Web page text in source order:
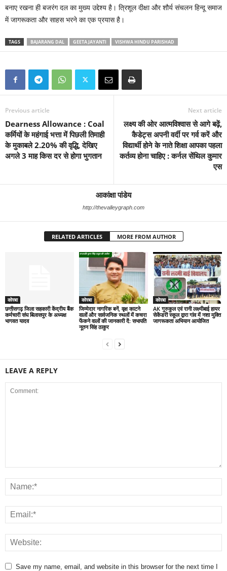
बनाए रखना ही बजरंग दल का मुख्य उद्देश्य है। त्रिशूल दीक्षा और शौर्य संचलन हिन्दू समाज
में जागरूकता और साहस भरने का एक प्रयास है।
TAGS BAJARANG DAL GEETA JAYANTI VISHWA HINDU PARISHAD
Previous article
Dearness Allowance : Coal
कर्मियों के महंगाई भत्ता में पिछली तिमाही
के मुकाबले 2.20% की वृद्धि, देखिए
अगले 3 माह किस दर से होगा भुगतान
Next article
लक्ष्य की ओर आत्मविश्वास से आगे बढ़ें,
कैडेट्स अपनी वर्दी पर गर्व करें और
विद्यार्थी होने के नाते शिक्षा आपका पहला
कर्तव्य होना चाहिए : कर्नल सेंथिल कुमार
एस
आकांक्षा पांडेय
http://thevalleygraph.com
RELATED ARTICLES MORE FROM AUTHOR
कोरबा
छत्तीसगढ़ जिला सहकारी केंद्रीय बैंक
कर्मचारी संघ बिलासपुर के अध्यक्ष
भागवत यादव
कोरबा
जिम्मेदार नागरिक बनें, वृक्ष काटने
वालों और सार्वजनिक स्थलों में कचरा
फेंकने वालों की जानकारी दें: सभापति
नूतन सिंह ठाकुर
कोरबा
AK गुरुकुल एवं रानी लक्ष्मीबाई हायर
सेकेंडरी स्कूल द्वारा गांव में नशा मुक्ति
जागरूकता अभियान आयोजित
LEAVE A REPLY
Save my name, email, and website in this browser for the next time I